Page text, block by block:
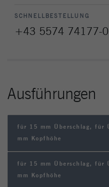
SCHNELLBESTELLUNG
+43 5574 74177-0
Ausführungen
für 15 mm Überschlag, für
mm Kopfhöhe
für 15 mm Überschlag, für
mm Kopfhöhe